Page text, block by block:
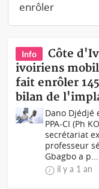
Info
Côte
ivoiriens
fait enrôler
bilan de
Dano Djédjé
PPA-CI (Ph
secrétariat
professeur
Gbagbo a p...
il y a 1 an